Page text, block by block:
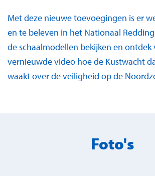
Met deze nieuwe toevoegingen is er
en te beleven in het Nationaal
de schaalmodellen bekijken en ontdek
vernieuwde video hoe de Kustwacht
waakt over de veiligheid op de
Foto's